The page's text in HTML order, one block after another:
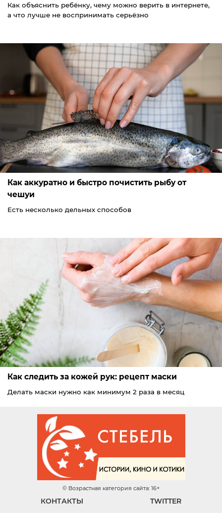
Как объяснить ребёнку, чему можно верить в интернете,
а что лучше не воспринимать серьёзно
Как аккуратно и быстро почистить рыбу от
чешуи
Есть несколько дельных способов
Как следить за кожей рук: рецепт маски
Делать маски нужно как минимум 2 раза в месяц
© Возрастная категория сайта: 16+
КОНТАКТЫ TWITTER